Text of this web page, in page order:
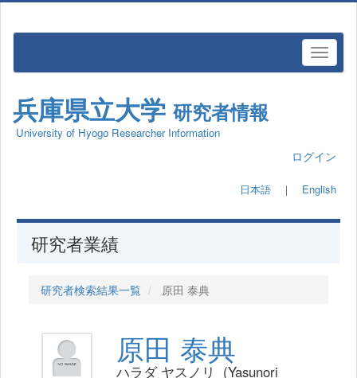
兵庫県立大学 研究者情報
University of Hyogo Researcher Information
ログイン
日本語 ｜ English
研究者業績
研究者検索結果一覧 原田 泰典
原田 泰典
ハラダ ヤスノリ (Yasunori